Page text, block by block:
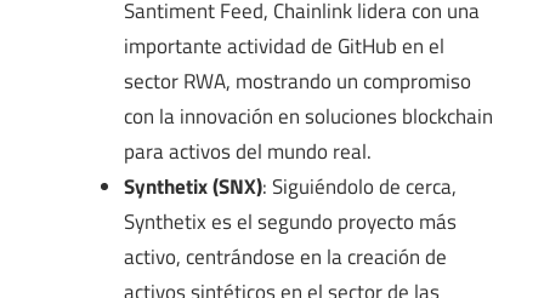
Santiment Feed, Chainlink lidera con una
importante actividad de GitHub en el
sector RWA, mostrando un compromiso
con la innovación en soluciones blockchain
para activos del mundo real.
Synthetix (SNX): Siguiéndolo de cerca,
Synthetix es el segundo proyecto más
activo, centrándose en la creación de